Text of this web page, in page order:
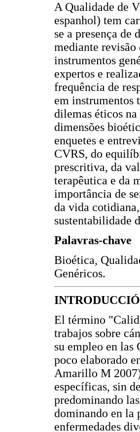
A Qualidade de
espanhol) tem
se a presença de
mediante revisão
instrumentos
expertos e
frequência de
em instrumentos
dilemas éticos
dimensões
enquetes e
CVRS, do
prescritiva, da
terapêutica e da
importância de
da vida
sustentabilidade
Palavras-chave
Bioética,
Genéricos.
El término
trabajos sobre
su empleo en las
poco elaborado
Amarillo M
específicas, sin
predominando
dominando en la
enfermedades